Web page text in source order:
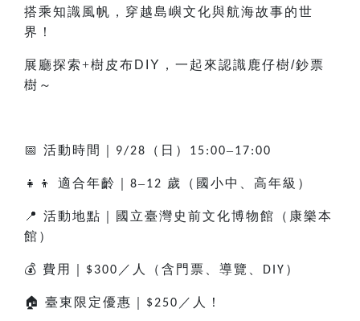
搭乘知識風帆，穿越島嶼文化與航海故事的世
界！
展廳探索+樹皮布 DIY ，一起來認識鹿仔樹/鈔票
樹～
📅 活動時間｜ 9/28 （日） 15:00–17:00
👧👦 適合年齡｜ 8–12 歲（國小中、高年級）
📍 活動地點｜國立臺灣史前文化博物館（康樂本
館）
💰 費用｜ $300 ／人（含門票、導覽、 DIY ）
🏠 臺東限定優惠｜ $250 ／人！